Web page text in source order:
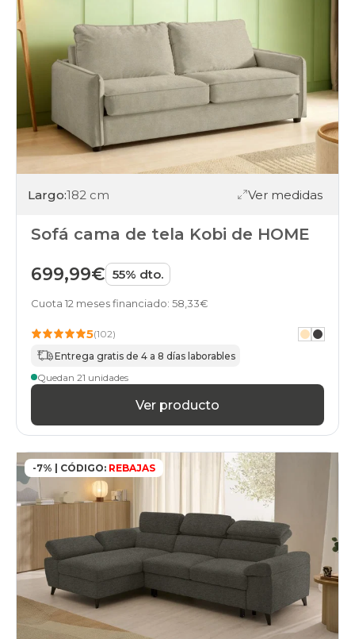
Largo:182 cm Ver medidas
Sofá cama de tela Kobi de HOME
699,99€ 55% dto.
Cuota 12 meses financiado: 58,33€
5(102)
Entrega gratis de 4 a 8 días laborables
Quedan 21 unidades
Ver producto
-7% | CÓDIGO: REBAJAS